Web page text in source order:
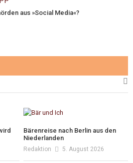
aus »Social Media«?
Bärenreise nach Berlin aus den
Niederlanden
Redaktion 5. August 2026